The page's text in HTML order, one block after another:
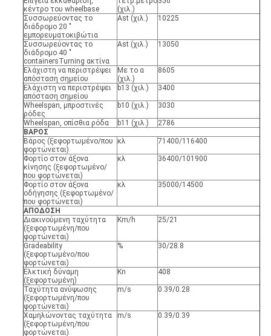
κέντρο του wheelbase
(χιλ.)
Συσσωρεύοντας το
διάδρομο 20 "
εμπορευματοκιβώτια
Ast (χιλ.) 10225
Συσσωρεύοντας το
διάδρομο 40 "
containersTurning ακτίνα
Ast (χιλ.) 13050
Ελάχιστη να περιστρέψει
απόσταση σημείου
Με το α
(χιλ.)
8605
Ελάχιστη να περιστρέψει
απόσταση σημείου
b13 (χιλ.) 3400
Wheelspan, μπροστινές
ρόδες
b10 (χιλ.) 3030
Wheelspan, οπίσθια ρόδα b11 (χιλ.)
2786
ΒΑΡΟΣ
Βάρος (ξεφορτωμένο/που
φορτώνεται)
κλ 71400/116400
Φορτίο στον άξονα
κίνησης (ξεφορτωμένο/
που φορτώνεται)
κλ 36400/101900
Φορτίο στον άξονα
οδήγησης (ξεφορτωμένο/
που φορτώνεται)
κλ 35000/14500
ΑΠΟΔΟΣΗ
Διακινούμενη ταχύτητα
(ξεφορτωμένη/που
φορτώνεται)
Km/h 25/21
Gradeability
(ξεφορτωμένο/που
φορτώνεται)
% 30/28.8
Ελκτική δύναμη
(ξεφορτωμένη)
Kn 408
Ταχύτητα ανύψωσης
(ξεφορτωμένη/που
φορτώνεται)
m/s 0.39/0.28
Χαμηλώνοντας ταχύτητα
(ξεφορτωμένη/που
φορτώνεται)
m/s 0.39/0.39